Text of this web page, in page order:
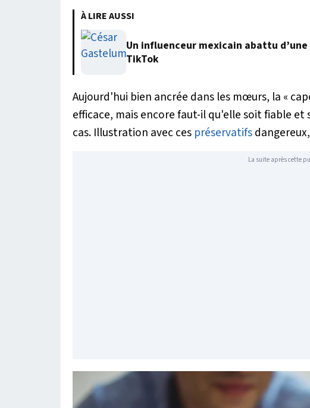
À LIRE AUSSI
Un influenceur mexicain abattu
TikTok
Aujourd'hui bien ancrée dans les mœurs, la «
efficace, mais encore faut-il qu'elle soit fiable et
cas. Illustration avec ces préservatifs
La suite après cette